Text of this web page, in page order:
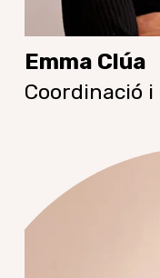
Emma Clúa
Coordinació